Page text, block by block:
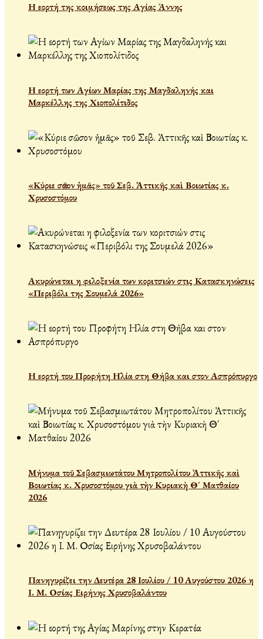
Η εορτή της κοιμήσεως της Αγίας Άννης
Η εορτή των Αγίων Μαρίας της Μαγδαληνής και
Μαρκέλλης της Χιοπολίτιδος
«Κύριε σῶσον ἡμᾶς» τοῦ Σεβ. Ἀττικῆς καὶ Βοιωτίας κ.
Χρυσοστόμου
Ακυρώνεται η φιλοξενία των κοριτσιών στις Κατασκηνώσεις
«Περιβόλι της Σουμελά 2026»
Η εορτή του Προφήτη Ηλία στη Θήβα και στον Ασπρόπυργο
Μήνυμα τοῦ Σεβασμιωτάτου Μητροπολίτου Ἀττικῆς καὶ
Βοιωτίας κ. Χρυσοστόμου γιὰ τὴν Κυριακὴ Θ´ Ματθαίου
2026
Πανηγυρίζει την Δευτέρα 28 Ιουλίου / 10 Αυγούστου 2026 η
Ι. Μ. Οσίας Ειρήνης Χρυσοβαλάντου